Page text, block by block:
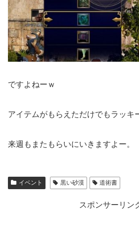
ですよねーｗ
アイテムがもらえただけでもラッキ
来週もまたもらいにいきますよー。
イベント 黒い砂漠 道術書
スポンサーリン